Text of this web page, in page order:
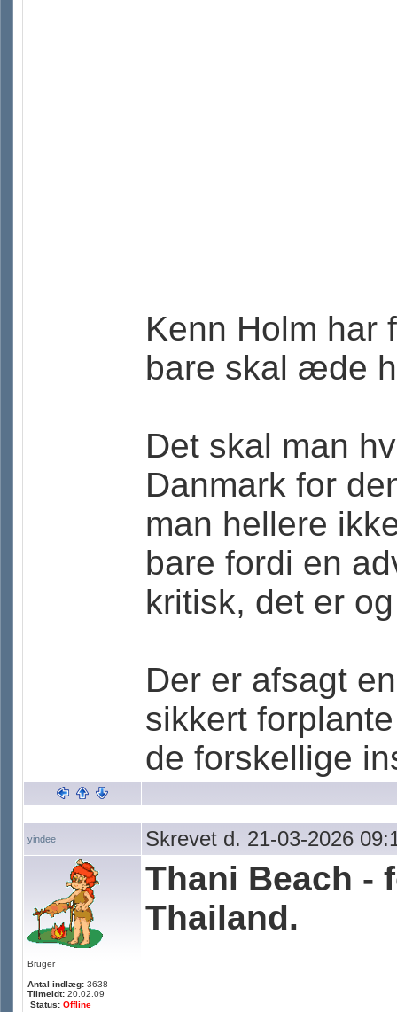
Kenn Holm
bare skal æde
Det skal man
Danmark for
man hellere
bare fordi en
kritisk, det er
Der er afsagt
sikkert
de forskellige
yindee Skrevet d. 21-03-2026
Bruger
Antal indlæg: 3638
Tilmeldt: 20.02.09
Status: Offline
Thani Beach -
Thailand.